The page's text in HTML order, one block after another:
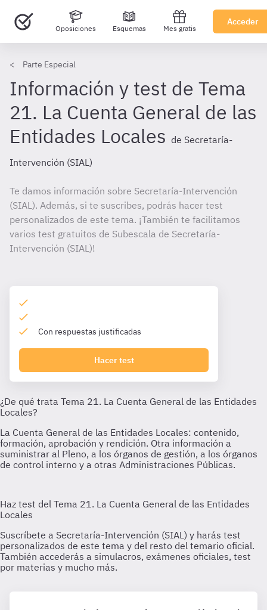
Oposiciones Esquemas Mes gratis
Acceder
Parte Especial
Información y test de Tema
21. La Cuenta General de las
Entidades Locales de Secretaría-
Intervención (SIAL)
Te damos información sobre Secretaría-Intervención
(SIAL). Además, si te suscribes, podrás hacer test
personalizados de este tema. ¡También te facilitamos
varios test gratuitos de Subescala de Secretaría-
Intervención (SIAL)!
Con respuestas justificadas
Hacer test